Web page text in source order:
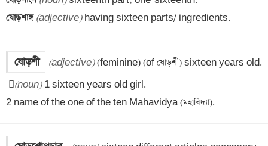
ষোড়শাঙ্গ (adjective) having sixteen parts/ ingredients.
ষোড়শী (adjective)
(noun) 1 sixteen years old girl.
2 name of the one of the ten Mahavidya (মহাবিদ্যা).